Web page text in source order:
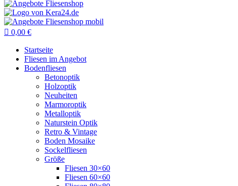
 0,00 €
Startseite
Fliesen im Angebot
Bodenfliesen
Betonoptik
Holzoptik
Neuheiten
Marmoroptik
Metalloptik
Naturstein Optik
Retro & Vintage
Boden Mosaike
Sockelfliesen
Größe
Fliesen 30×60
Fliesen 60×60